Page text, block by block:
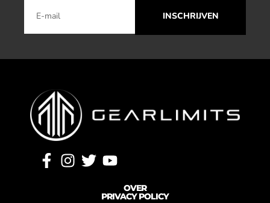
INSCHRIJVEN
OVER
PRIVACY POLICY